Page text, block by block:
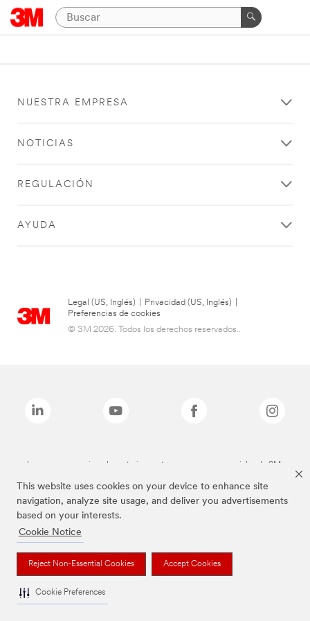
This website uses cookies on your device to enhance site
navigation, analyze site usage, and deliver you advertisements
based on your interests.
Cookie Notice
Reject Non-Essential Cookies Accept Cookies
Cookie Preferences
NUESTRA EMPRESA
NOTICIAS
REGULACIÓN
AYUDA
Legal (US, Inglés) Privacidad (US, Inglés)
Preferencias de cookies
© 3M 2026. Todos los derechos reservados..
Las marcas mencionadas anteriormente son marcas comerciales de 3M.